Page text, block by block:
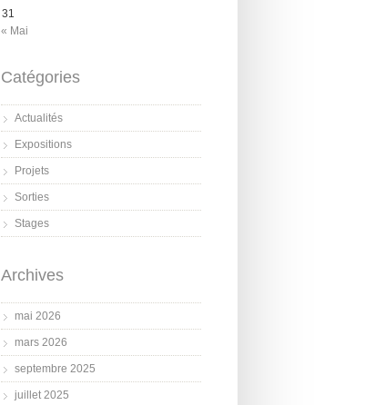
31
« Mai
Catégories
Actualités
Expositions
Projets
Sorties
Stages
Archives
mai 2026
mars 2026
septembre 2025
juillet 2025